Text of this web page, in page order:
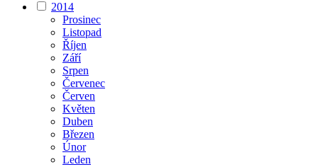
2014
Prosinec
Listopad
Říjen
Září
Srpen
Červenec
Červen
Květen
Duben
Březen
Únor
Leden